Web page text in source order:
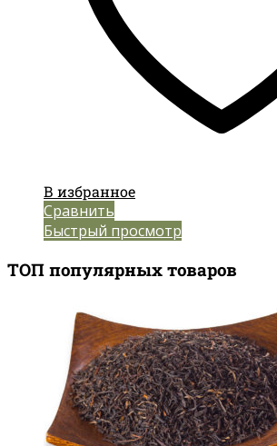
В избранное
Сравнить
Быстрый просмотр
ТОП популярных товаров